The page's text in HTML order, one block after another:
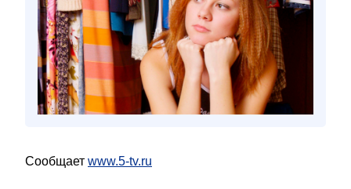
Сообщает www.5-tv.ru